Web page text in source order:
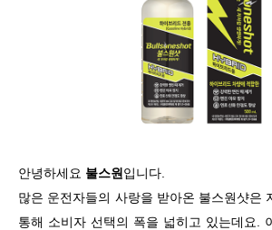
안녕하세요 불스원 입니다.
많은 운전자들의 사랑을 받아온 불스원샷은
통해 소비자 선택의 폭을 넓히고 있는데요.